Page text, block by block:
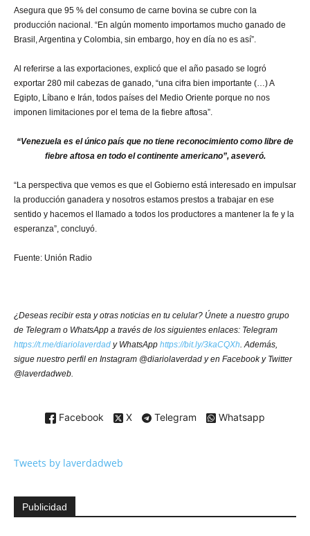
Asegura que 95 % del consumo de carne bovina se cubre con la
producción nacional. “En algún momento importamos mucho ganado de
Brasil, Argentina y Colombia, sin embargo, hoy en día no es así”.
Al referirse a las exportaciones, explicó que el año pasado se logró
exportar 280 mil cabezas de ganado, “una cifra bien importante (…) A
Egipto, Líbano e Irán, todos países del Medio Oriente porque no nos
imponen limitaciones por el tema de la fiebre aftosa”.
“Venezuela es el único país que no tiene reconocimiento como libre de
fiebre aftosa en todo el continente americano”, aseveró.
“La perspectiva que vemos es que el Gobierno está interesado en impulsar
la producción ganadera y nosotros estamos prestos a trabajar en ese
sentido y hacemos el llamado a todos los productores a mantener la fe y la
esperanza”, concluyó.
Fuente: Unión Radio
¿Deseas recibir esta y otras noticias en tu celular? Únete a nuestro grupo
de Telegram o WhatsApp a través de los siguientes enlaces: Telegram
https://t.me/diariolaverdad y WhatsApp https://bit.ly/3kaCQXh. Además,
sigue nuestro perfil en Instagram @diariolaverdad y en Facebook y Twitter
@laverdadweb.
Facebook X Telegram Whatsapp
Tweets by laverdadweb
Publicidad